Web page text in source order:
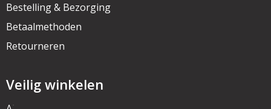
Bestelling & Bezorging
Betaalmethoden
Retourneren
Veilig winkelen